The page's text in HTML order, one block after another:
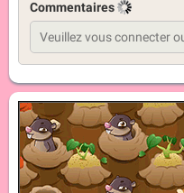
Commentaires